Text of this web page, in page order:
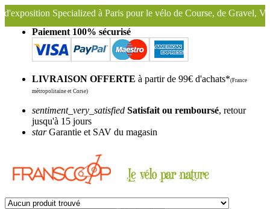
à Paris pour le vélo de Course, de Gravel, VTT, VTC ...
Paiement 100% sécurisé
LIVRAISON OFFERTE à partir de 99€ d'achats*(France
métropolitaine et Corse)
sentiment_very_satisfied Satisfait ou remboursé, retour
jusqu'à 15 jours
starGarantie et SAV du magasin